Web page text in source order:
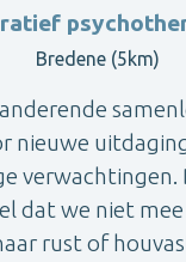
Bredene (5km)
nieuwe
verwachtingen.
dat we niet
rust of